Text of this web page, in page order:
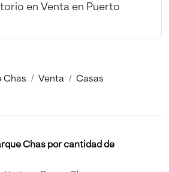
en Venta en Puerto
Chas Venta
Casas
Chas por cantidad de